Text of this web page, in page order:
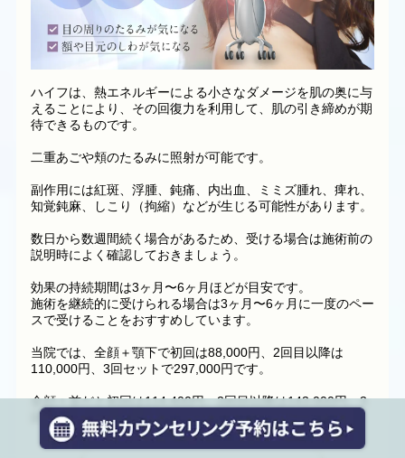
ハイフは、熱エネルギーによる小さなダメージを肌の奥に与
えることにより、その回復力を利用して、肌の引き締めが期
待できるものです。
二重あごや頬のたるみに照射が可能です。
副作用には紅斑、浮腫、鈍痛、内出血、ミミズ腫れ、痺れ、
知覚鈍麻、しこり（拘縮）などが生じる可能性があります。
数日から数週間続く場合があるため、受ける場合は施術前の
説明時によく確認しておきましょう。
効果の持続期間は3ヶ月〜6ヶ月ほどが目安です。
施術を継続的に受けられる場合は3ヶ月〜6ヶ月に一度のペー
スで受けることをおすすめしています。
当院では、全顔＋顎下で初回は88,000円、2回目以降は
110,000円、3回セットで297,000円です。
全顔＋首だと初回は114,400円、2回目以降は143,000円、3
回セットで386,100円です。